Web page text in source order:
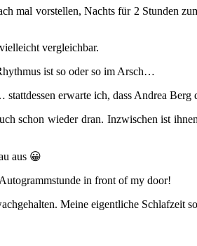
mal vorstellen, Nachts für 2 Stunden
vergleichbar.
ist so oder so im Arsch…
erwarte ich, dass Andrea
schon wieder dran. Inzwischen ist
aus 😀
in front of my door!
Meine eigentliche Schlafzeit